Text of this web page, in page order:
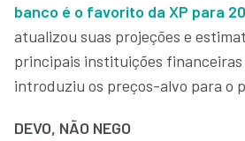
banco é o favorito da XP para
atualizou suas projeções e
principais instituições financeiras
introduziu os preços-alvo para o
DEVO, NÃO NEGO